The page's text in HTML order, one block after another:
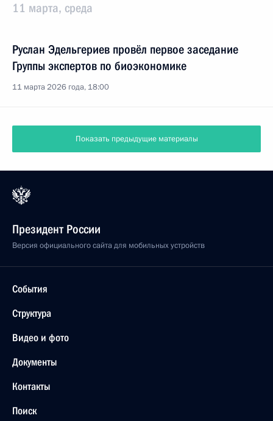
11 марта, среда
Руслан Эдельгериев провёл первое заседание
Группы экспертов по биоэкономике
11 марта 2026 года, 18:00
Показать предыдущие материалы
Президент России
Версия официального сайта для мобильных устройств
События
Структура
Видео и фото
Документы
Контакты
Поиск